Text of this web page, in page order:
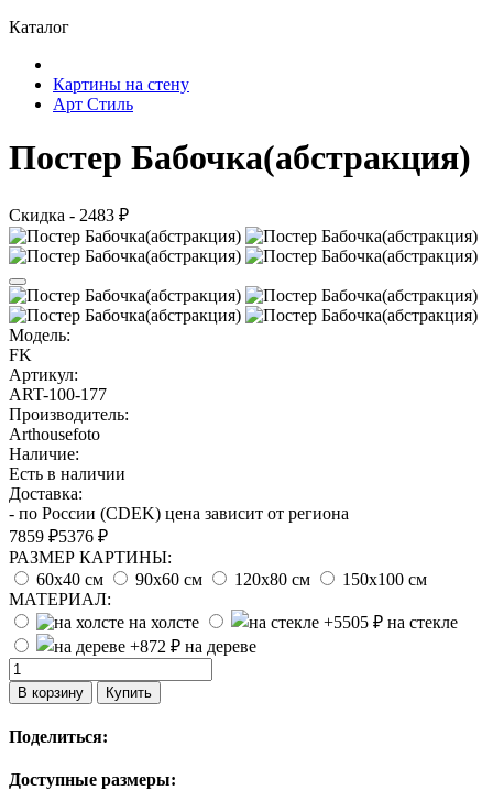
Каталог
Картины на стену
Арт Стиль
Постер Бабочка(абстракция)
Скидка - 2483 ₽
Модель:
FK
Артикул:
ART-100-177
Производитель:
Arthousefoto
Наличие:
Есть в наличии
Доставка:
- по России (CDEK) цена зависит от региона
7859 ₽5376 ₽
РАЗМЕР КАРТИНЫ:
60х40 см
90х60 см 120х80 см
150х100 см
МАТЕРИАЛ:
на холсте
на стекле
на дереве
В корзину Купить
Поделиться:
Доступные размеры: